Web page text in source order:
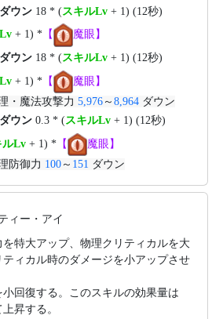
ウン 18 * (スキルLv + 1) (12秒)
+ 1) * 【
魔眼】
ウン 18 * (スキルLv + 1) (12秒)
+ 1) * 【
魔眼】
・魔法攻撃力 5,976 ～ 8,964 ダウン
ウン 0.3 * (スキルLv + 1) (12秒)
ルLv + 1) * 【
魔眼】
防御力 100 ～ 151 ダウン
ィー・アイ
特大アップ、物理クリティカルを大
ィカル時のダメージを小アップさせ
回復する。このスキルの効果量は
昇する。